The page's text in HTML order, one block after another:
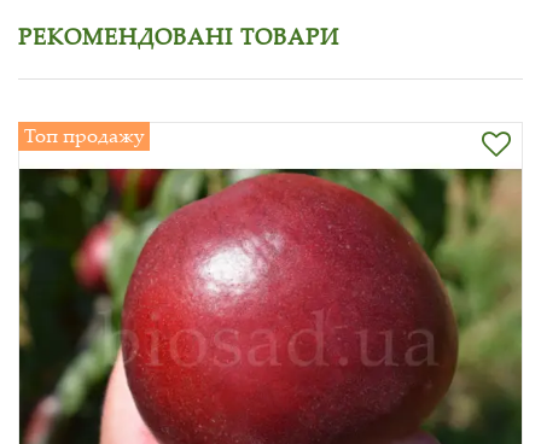
РЕКОМЕНДОВАНІ ТОВАРИ
Топ продажу